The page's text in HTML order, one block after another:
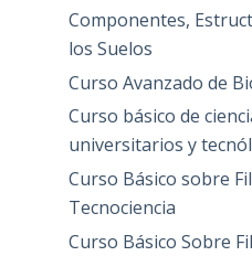
Componentes,
los Suelos
Curso Avanzado de
Curso básico de
universitarios y
Curso Básico sobre
Tecnociencia
Curso Básico Sobre